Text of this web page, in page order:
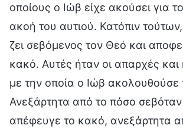
οποίους ο Ιώβ είχε ακούσει για
ακοή του αυτιού. Κατόπιν
ζει σεβόμενος τον Θεό και
κακό. Αυτές ήταν οι απαρχές και
με την οποία ο Ιώβ ακολουθούσε
Ανεξάρτητα από το πόσο
απέφευγε το κακό, ανεξάρτητα